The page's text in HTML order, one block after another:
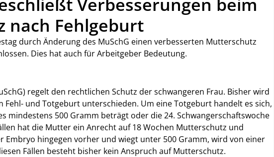
nach Fehlgeburt
durch Änderung des MuSchG einen verbesserten Mutterschutz
Dies hat auch für Arbeitgeber Bedeutung.
regelt den rechtlichen Schutz der schwangeren Frau. Bisher wird
Fehl- und Totgeburt unterschieden. Um eine Totgeburt handelt es sich,
mindestens 500 Gramm beträgt oder die 24. Schwangerschaftswoche
hat die Mutter ein Anrecht auf 18 Wochen Mutterschutz und
Embryo hingegen vorher und wiegt unter 500 Gramm, wird von einer
Fällen besteht bisher kein Anspruch auf Mutterschutz.